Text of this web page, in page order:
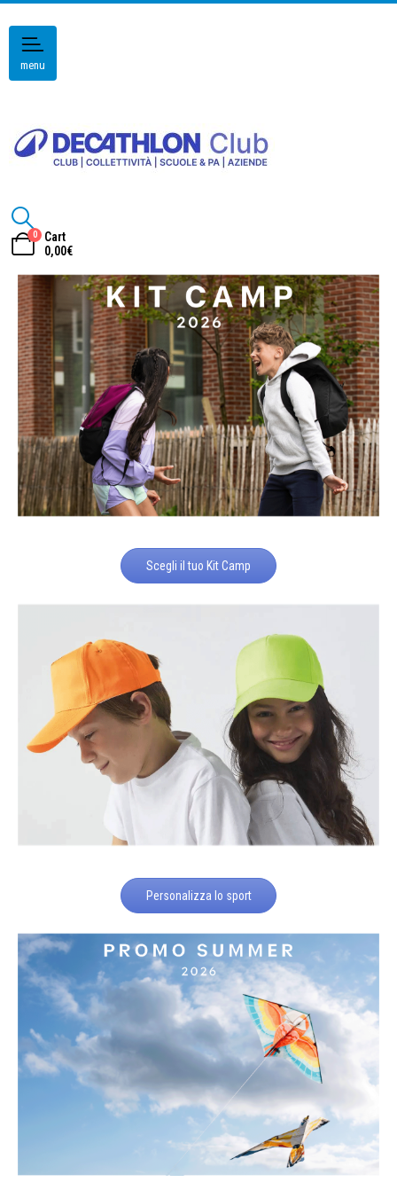
menu
0
Cart
0,00€
Scegli il tuo Kit Camp
Personalizza lo sport